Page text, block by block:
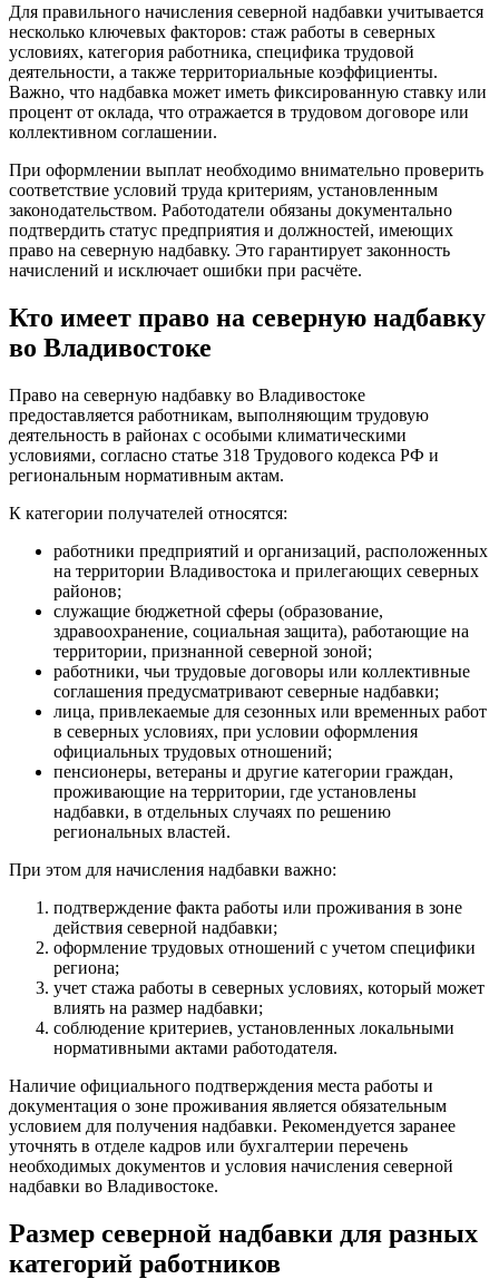
Для правильного начисления северной надбавки учитывается
несколько ключевых факторов: стаж работы в северных
условиях, категория работника, специфика трудовой
деятельности, а также территориальные коэффициенты.
Важно, что надбавка может иметь фиксированную ставку или
процент от оклада, что отражается в трудовом договоре или
коллективном соглашении.
При оформлении выплат необходимо внимательно проверить
соответствие условий труда критериям, установленным
законодательством. Работодатели обязаны документально
подтвердить статус предприятия и должностей, имеющих
право на северную надбавку. Это гарантирует законность
начислений и исключает ошибки при расчёте.
Кто имеет право на северную надбавку
во Владивостоке
Право на северную надбавку во Владивостоке
предоставляется работникам, выполняющим трудовую
деятельность в районах с особыми климатическими
условиями, согласно статье 318 Трудового кодекса РФ и
региональным нормативным актам.
К категории получателей относятся:
работники предприятий и организаций, расположенных
на территории Владивостока и прилегающих северных
районов;
служащие бюджетной сферы (образование,
здравоохранение, социальная защита), работающие на
территории, признанной северной зоной;
работники, чьи трудовые договоры или коллективные
соглашения предусматривают северные надбавки;
лица, привлекаемые для сезонных или временных работ
в северных условиях, при условии оформления
официальных трудовых отношений;
пенсионеры, ветераны и другие категории граждан,
проживающие на территории, где установлены
надбавки, в отдельных случаях по решению
региональных властей.
При этом для начисления надбавки важно:
подтверждение факта работы или проживания в зоне
действия северной надбавки;
оформление трудовых отношений с учетом специфики
региона;
учет стажа работы в северных условиях, который может
влиять на размер надбавки;
соблюдение критериев, установленных локальными
нормативными актами работодателя.
Наличие официального подтверждения места работы и
документация о зоне проживания является обязательным
условием для получения надбавки. Рекомендуется заранее
уточнять в отделе кадров или бухгалтерии перечень
необходимых документов и условия начисления северной
надбавки во Владивостоке.
Размер северной надбавки для разных
категорий работников